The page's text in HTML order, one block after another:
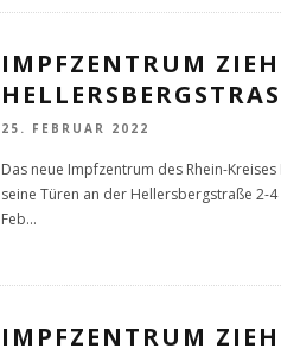
IMPFZENTRUM
25. FEBRUAR 2022
Das neue Impfzentrum des Rhein-
seine Türen an der Hellersbergstraße 2-
Feb...
IMPFZENTRUM